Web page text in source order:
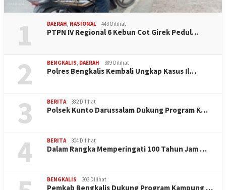
1 DAERAH, NASIONAL 443 Dilihat
PTPN IV Regional 6 Kebun Cot Girek Pedul…
2 BENGKALIS, DAERAH 389 Dilihat
Polres Bengkalis Kembali Ungkap Kasus Il…
3 BERITA 382 Dilihat
Polsek Kunto Darussalam Dukung Program K…
4 BERITA 304 Dilihat
Dalam Rangka Memperingati 100 Tahun Jam …
BENGKALIS 303 Dilihat
Pemkab Bengkalis Dukung Program Kampung …